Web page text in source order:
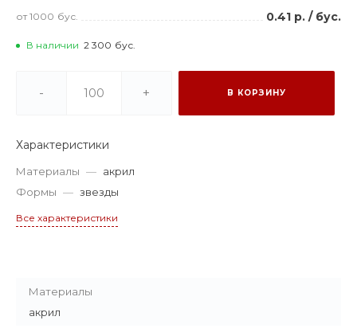
от 1000 бус. 0.41 р. / бус.
В наличии 2 300 бус.
- + В КОРЗИНУ
Характеристики
Материалы — акрил
Формы — звезды
Все характеристики
Материалы
акрил